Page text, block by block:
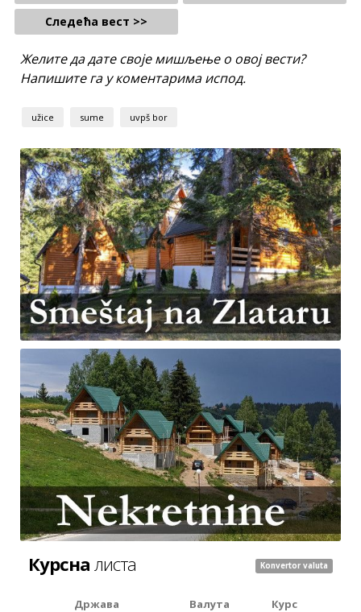
Следећа вест >>
Желите да дате своје мишљење о овој вести?
Напишите га у коментарима испод.
užice sume uvpš bor
Курсна листа Konvertor valuta
Држава Валута
Курс